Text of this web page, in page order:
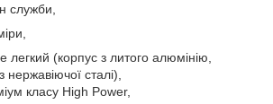
служби,
легкий (корпус з литого алюмінію,
нержавіючої сталі),
класу High Power,